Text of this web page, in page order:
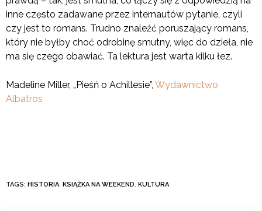
inne często zadawane przez internautów pytanie, czyli
czy jest to romans. Trudno znaleźć poruszający romans,
który nie byłby choć odrobinę smutny, więc do dzieła, nie
ma się czego obawiać. Ta lektura jest warta kilku łez.
Madeline Miller, „Pieśń o Achillesie”, Wydawnictwo
Albatros
TAGS: HISTORIA, KSIĄŻKA NA WEEKEND, KULTURA